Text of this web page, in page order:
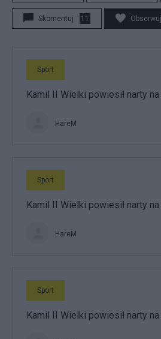
Skomentuj 11
Sport
Kamil II Wielki powiesił narty na
HareM
Sport
Kamil II Wielki powiesił narty na
HareM
Sport
Kamil II Wielki powiesił narty na